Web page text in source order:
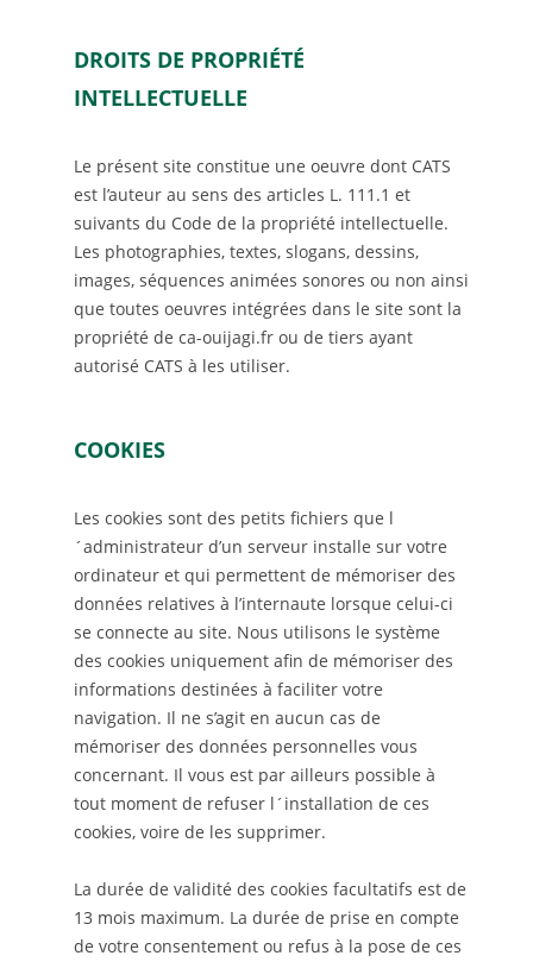
DROITS DE PROPRIÉTÉ
INTELLECTUELLE
Le présent site constitue une oeuvre dont CATS
est l’auteur au sens des articles L. 111.1 et
suivants du Code de la propriété intellectuelle.
Les photographies, textes, slogans, dessins,
images, séquences animées sonores ou non ainsi
que toutes oeuvres intégrées dans le site sont la
propriété de ca-ouijagi.fr ou de tiers ayant
autorisé CATS à les utiliser.
COOKIES
Les cookies sont des petits fichiers que l
´administrateur d’un serveur installe sur votre
ordinateur et qui permettent de mémoriser des
données relatives à l’internaute lorsque celui-ci
se connecte au site. Nous utilisons le système
des cookies uniquement afin de mémoriser des
informations destinées à faciliter votre
navigation. Il ne s’agit en aucun cas de
mémoriser des données personnelles vous
concernant. Il vous est par ailleurs possible à
tout moment de refuser l´installation de ces
cookies, voire de les supprimer.
La durée de validité des cookies facultatifs est de
13 mois maximum. La durée de prise en compte
de votre consentement ou refus à la pose de ces